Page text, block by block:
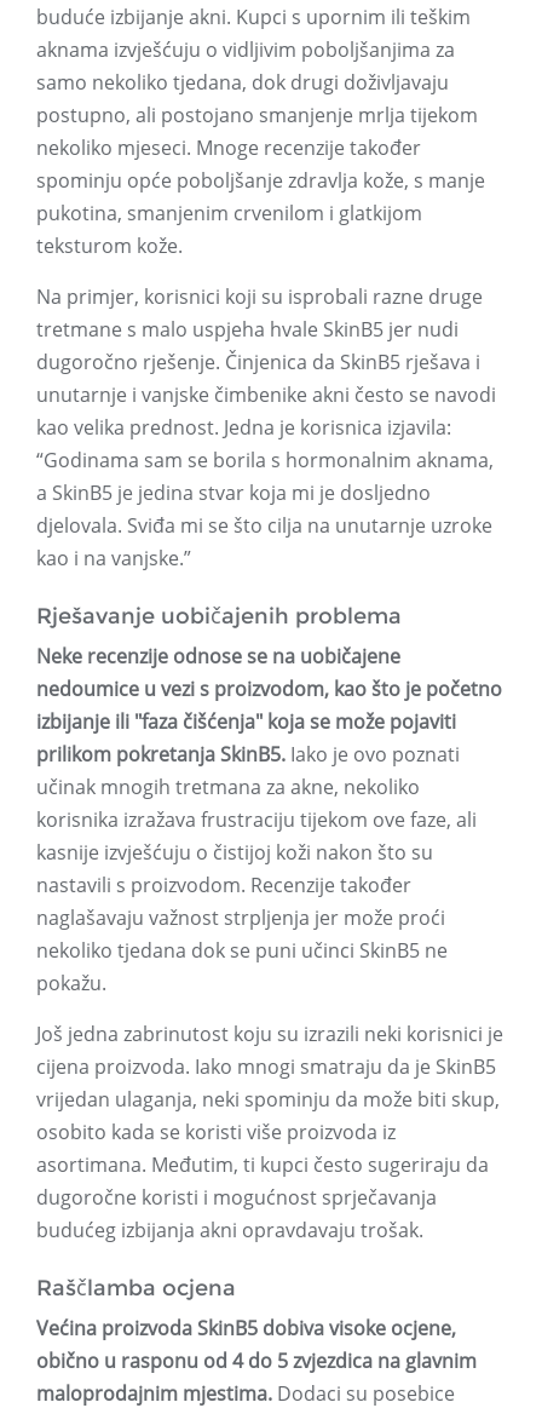
buduće izbijanje akni. Kupci s upornim ili teškim
aknama izvješćuju o vidljivim poboljšanjima za
samo nekoliko tjedana, dok drugi doživljavaju
postupno, ali postojano smanjenje mrlja tijekom
nekoliko mjeseci. Mnoge recenzije također
spominju opće poboljšanje zdravlja kože, s manje
pukotina, smanjenim crvenilom i glatkijom
teksturom kože.
Na primjer, korisnici koji su isprobali razne druge
tretmane s malo uspjeha hvale SkinB5 jer nudi
dugoročno rješenje. Činjenica da SkinB5 rješava i
unutarnje i vanjske čimbenike akni često se navodi
kao velika prednost. Jedna je korisnica izjavila:
“Godinama sam se borila s hormonalnim aknama,
a SkinB5 je jedina stvar koja mi je dosljedno
djelovala. Sviđa mi se što cilja na unutarnje uzroke
kao i na vanjske.”
Rješavanje uobičajenih problema
Neke recenzije odnose se na uobičajene
nedoumice u vezi s proizvodom, kao što je početno
izbijanje ili "faza čišćenja" koja se može pojaviti
prilikom pokretanja SkinB5. Iako je ovo poznati
učinak mnogih tretmana za akne, nekoliko
korisnika izražava frustraciju tijekom ove faze, ali
kasnije izvješćuju o čistijoj koži nakon što su
nastavili s proizvodom. Recenzije također
naglašavaju važnost strpljenja jer može proći
nekoliko tjedana dok se puni učinci SkinB5 ne
pokažu.
Još jedna zabrinutost koju su izrazili neki korisnici je
cijena proizvoda. Iako mnogi smatraju da je SkinB5
vrijedan ulaganja, neki spominju da može biti skup,
osobito kada se koristi više proizvoda iz
asortimana. Međutim, ti kupci često sugeriraju da
dugoročne koristi i mogućnost sprječavanja
budućeg izbijanja akni opravdavaju trošak.
Raščlamba ocjena
Većina proizvoda SkinB5 dobiva visoke ocjene,
obično u rasponu od 4 do 5 zvjezdica na glavnim
maloprodajnim mjestima. Dodaci su posebice